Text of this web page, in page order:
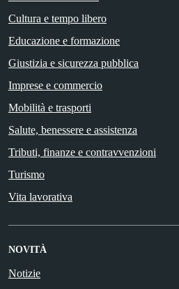
Cultura e tempo libero
Educazione e formazione
Giustizia e sicurezza pubblica
Imprese e commercio
Mobilità e trasporti
Salute, benessere e assistenza
Tributi, finanze e contravvenzioni
Turismo
Vita lavorativa
NOVITÀ
Notizie